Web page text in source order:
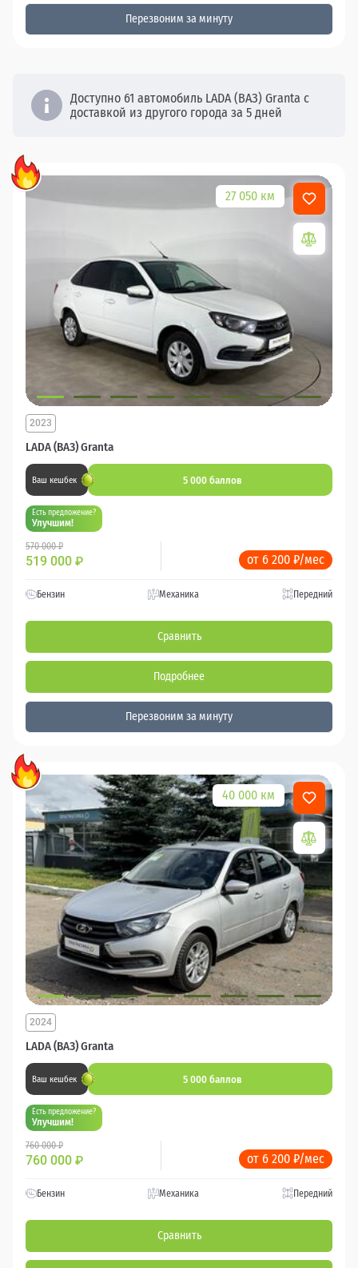
Перезвоним за минуту
Доступно 61 автомобиль LADA (ВАЗ) Granta с
доставкой из другого города за 5 дней
27 050 км
LADA (ВАЗ) Granta
2023
Ваш кешбек 5 000 баллов
Есть предложение?
Улучшим!
570 000 ₽
519 000 ₽ от 6 200 ₽/мес
Бензин Механика Передний
Сравнить
Подробнее
Перезвоним за минуту
40 000 км
LADA (ВАЗ) Granta
2024
Ваш кешбек 5 000 баллов
Есть предложение?
Улучшим!
760 000 ₽
760 000 ₽ от 6 200 ₽/мес
Бензин Механика Передний
Сравнить